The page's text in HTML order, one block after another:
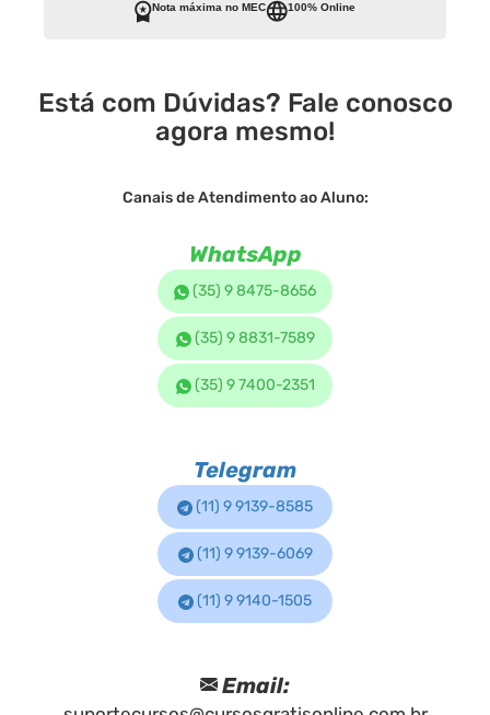
Nota máxima no MEC 100% Online
Está com Dúvidas? Fale conosco
agora mesmo!
Canais de Atendimento ao Aluno:
WhatsApp
(35) 9 8475-8656
(35) 9 8831-7589
(35) 9 7400-2351
Telegram
(11) 9 9139-8585
(11) 9 9139-6069
(11) 9 9140-1505
Email: